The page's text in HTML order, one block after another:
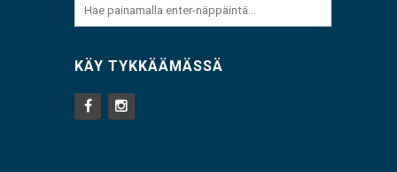
KÄY TYKKÄÄMÄSSÄ